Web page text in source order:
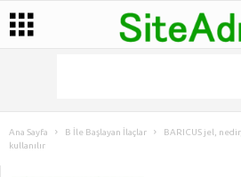
Ana Sayfa B İle Başlayan İlaçlar
BARICUS jel,
kullanılır